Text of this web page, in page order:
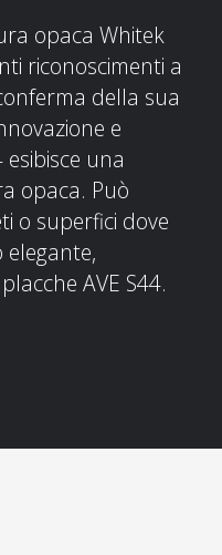
opaca Whitek
riconoscimenti a
della sua
e
esibisce una
opaca. Può
o superfici dove
AVE S44.